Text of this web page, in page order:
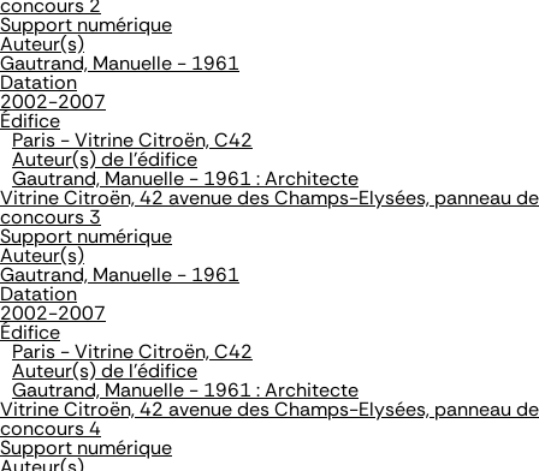
concours 2
Support numérique
Auteur(s)
Gautrand, Manuelle - 1961
Datation
2002-2007
Édifice
Paris - Vitrine Citroën, C42
Auteur(s) de l'édifice
Gautrand, Manuelle - 1961 : Architecte
Vitrine Citroën, 42 avenue des Champs-Elysées, panneau de
concours 3
Support numérique
Auteur(s)
Gautrand, Manuelle - 1961
Datation
2002-2007
Édifice
Paris - Vitrine Citroën, C42
Auteur(s) de l'édifice
Gautrand, Manuelle - 1961 : Architecte
Vitrine Citroën, 42 avenue des Champs-Elysées, panneau de
concours 4
Support numérique